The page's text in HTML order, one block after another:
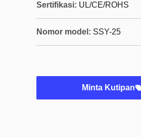
Sertifikasi: UL/CE/ROHS
Nomor model: SSY-25
Minta Kutipan